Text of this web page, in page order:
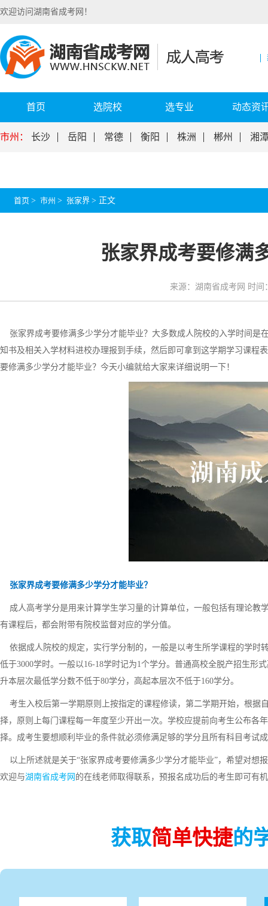
欢迎访问湖南省成考网！
首页 选院校 选专业 动态资
市州： 长沙 岳阳 常德 衡阳 株洲 郴州 湘
首页 > 市州 > 张家界 > 正文
张家界成考要修满
来源：湖南省成考网 时间
张家界成考要修满多少学分才能毕业？大多数成人院校的入学时间是
知书及相关入学材料进校办理报到手续，然后即可拿到这学期学习课程
要修满多少学分才能毕业？今天小编就给大家来详细说明一下！
张家界成考要修满多少学分才能毕业？
成人高考学分是用来计算学生学习量的计算单位，一般包括有理论教
有课程后，都会附带有院校监督对应的学分值。
依据成人院校的规定，实行学分制的，一般是以考生所学课程的学时
低于3000学时。一般以16-18学时记为1个学分。普通高校全脱产招生形
升本层次最低学分数不低于80学分，高起本层次不低于160学分。
考生入校后第一学期原则上按指定的课程修读，第二学期开始，根据
择，原则上每门课程每一年度至少开出一次。学校应提前向考生公布各
择。成考生要想顺利毕业的条件就必须修满足够的学分且所有科目考试
以上所述就是关于“张家界成考要修满多少学分才能毕业”，希望对想
欢迎与湖南省成考网 的在线老师取得联系，预报名成功后的考生即可有
获取简单快捷的